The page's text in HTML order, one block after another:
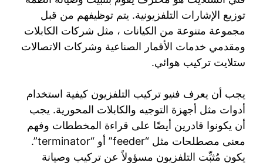
توزيع الإشارات التلفزيونية. يتم توظيفهم من قبل
مجموعة متنوعة من الكيانات ، مثل شركات الكابلات
ومقدمي خدمات الأقمار الصناعية وشركات الاتصالات
ستلايت تركيب هوائي.
يجب أن يعرف فنيو تركيب التلفزيون كيفية استخدام
أدوات مثل أجهزة التوجيه والكابلات المحورية. يجب
أن يكونوا قادرين أيضًا على قراءة المخططات وفهم
معنى مصطلحات مثل “feeder” أو “terminator”.
يكون مُثبِّت التلفزيون مسؤولاً عن تركيب وصيانة